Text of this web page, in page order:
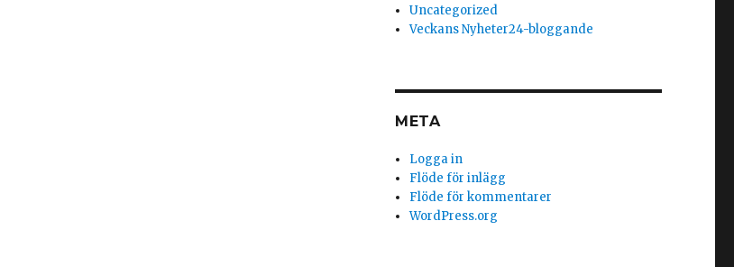
Uncategorized
Veckans Nyheter24-bloggande
META
Logga in
Flöde för inlägg
Flöde för kommentarer
WordPress.org